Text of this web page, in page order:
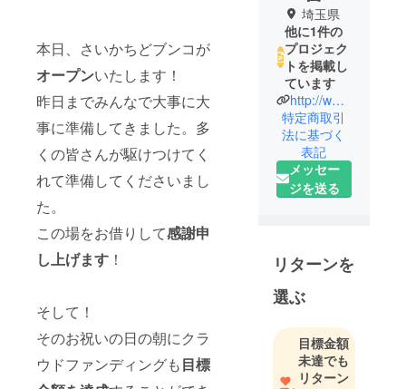
本日、さいかちどブンコが
オープンいたします！
昨日までみんなで大事に大
事に準備してきました。多
くの皆さんが駆けつけてく
れて準備してくださいまし
た。
この場をお借りして感謝申
し上げます ！
そして！
そのお祝いの日の朝にクラ
ウドファンディングも目標
埼玉県
他に1件の
プロジェク
トを掲載し
ています
http://www.tsunaguba-yamorisya.com/
特定商取引
法に基づく
表記
メッセー
ジを送る
リターンを
選ぶ
目標金額
未達でも
リターン